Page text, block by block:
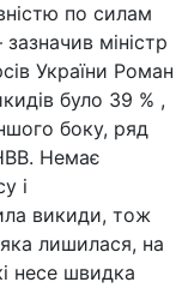
по силам
зазначив міністр
України Роман
було 39 % ,
боку, ряд
Немає
і
викиди, тож
лишилася, на
несе швидка